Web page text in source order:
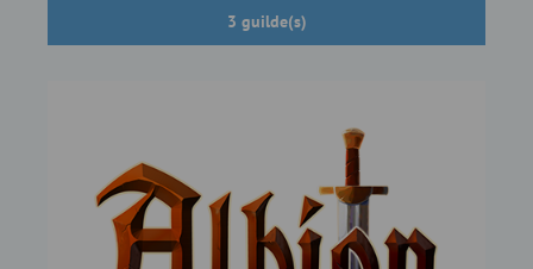
3 guilde(s)